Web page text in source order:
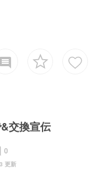
insert_comment
交換宣伝
0
更新